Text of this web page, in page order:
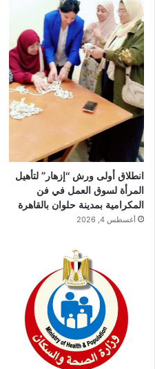
انطلاق أولى ورش “إزهار” لتأهيل
المرأة لسوق العمل في فن
المكرامية بمدينة حلوان بالقاهرة
أغسطس 4, 2026